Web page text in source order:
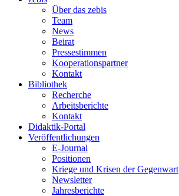
Über das zebis
Team
News
Beirat
Pressestimmen
Kooperationspartner
Kontakt
Bibliothek
Recherche
Arbeitsberichte
Kontakt
Didaktik-Portal
Veröffentlichungen
E­-Journal
Positionen
Kriege und Krisen der Gegenwart
Newsletter
Jahresberichte